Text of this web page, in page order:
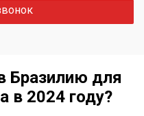
Бразилию для
в 2024 году?